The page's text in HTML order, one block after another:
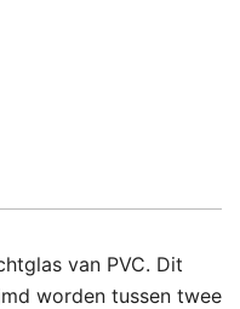
van PVC. Dit
worden tussen twee